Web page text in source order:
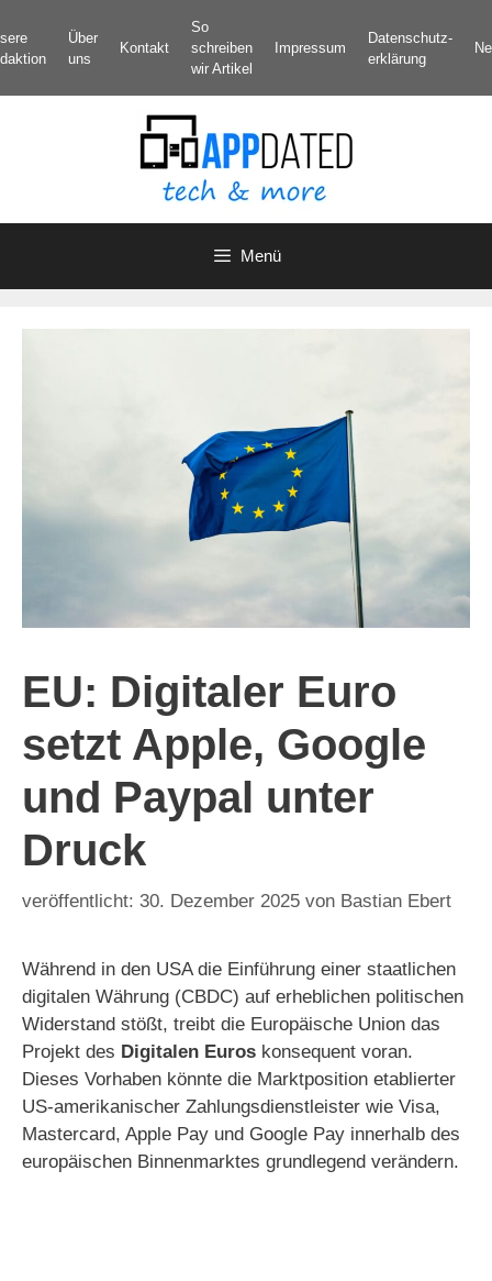
Inhalt
springen
Über
uns
Kontakt
So
schreiben
wir Artikel
Impressum
Datenschutz­
erklärung
Menü
EU: Digitaler Euro
setzt Apple, Google
und Paypal unter
Druck
30. Dezember 2025 von Bastian Ebert
Während in den USA die Einführung einer staatlichen
digitalen Währung (CBDC) auf erheblichen politischen
Widerstand stößt, treibt die Europäische Union das
Projekt des Digitalen Euros konsequent voran.
Dieses Vorhaben könnte die Marktposition etablierter
US-amerikanischer Zahlungsdienstleister wie Visa,
Mastercard, Apple Pay und Google Pay innerhalb des
europäischen Binnenmarktes grundlegend verändern.